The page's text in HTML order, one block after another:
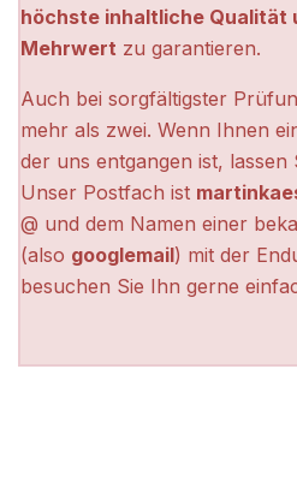
höchste inhaltliche Qualität
Mehrwert zu garantieren.
Auch bei sorgfältigster
mehr als zwei. Wenn Ihnen
der uns entgangen ist, lassen
Unser Postfach ist
@ und dem Namen einer
(also googlemail) mit der
besuchen Sie Ihn gerne